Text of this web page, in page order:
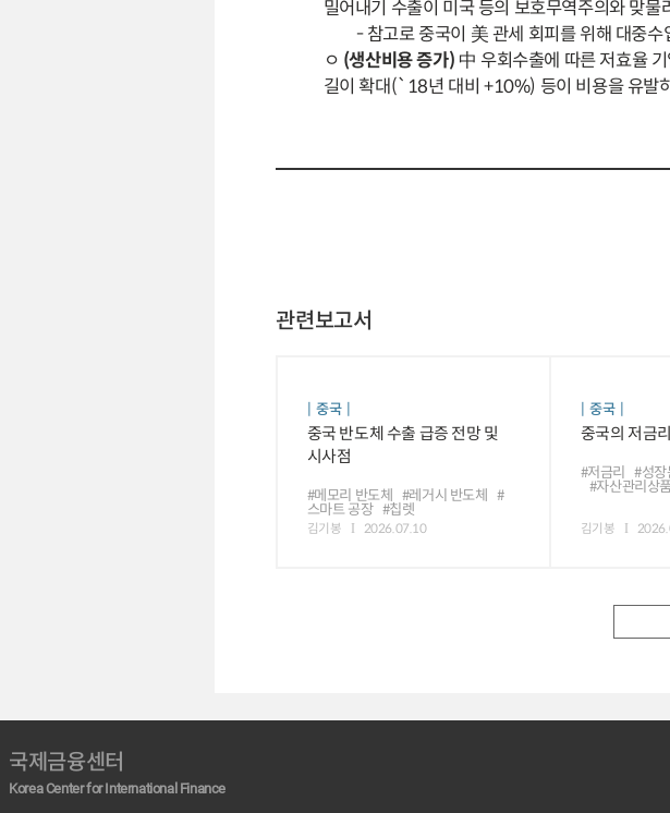
밀어내기 수출이 미국 등의 보호무역주의와 맞
- 참고로 중국이 美 관세 회피를 위해 대중
ㅇ (생산비용 증가) 中 우회수출에 따른 저효율
길이 확대(`18년 대비 +10%) 등이 비용을 유발
관련보고서
중국
중국 반도체 수출 급증 전망 및
시사점
#메모리 반도체 #레거시 반도체 #
스마트 공장 #칩렛
김기봉 2026.07.10
중국
중국의 저금
#저금리 #성
#자산관리상
김기봉
국제금융센터
Korea Center for International Finance